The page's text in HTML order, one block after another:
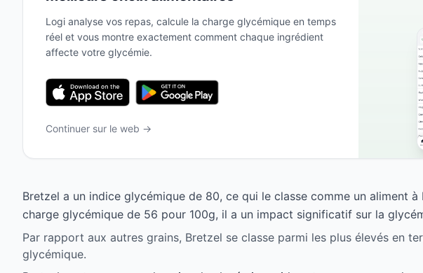
Logi analyse vos repas, calcule la charge glycémique en temps
réel et vous montre exactement comment chaque ingrédient
affecte votre glycémie.
Continuer sur le web →
Bretzel a un indice glycémique de 80, ce qui le classe comme un aliment à
charge glycémique de 56 pour 100g, il a un impact significatif sur la
Par rapport aux autres grains, Bretzel se classe parmi les plus élevés en
glycémique.